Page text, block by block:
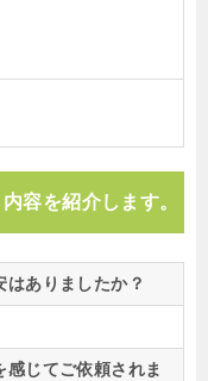
容を紹介します。
はありましたか？
じてご依頼されま